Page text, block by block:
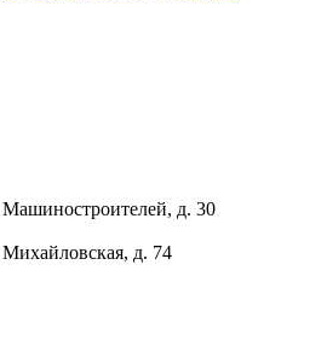
Машиностроителей, д. 30
д. 74